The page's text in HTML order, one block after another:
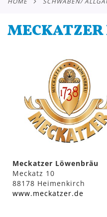
Meckatzer Löwenbräu
Meckatz 10
88178 Heimenkirch
www.meckatzer.de